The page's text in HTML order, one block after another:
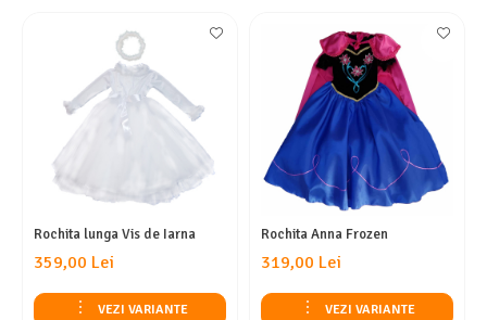
Rochita lunga Vis de Iarna
359,00 Lei
VEZI VARIANTE
Rochita Anna Frozen
319,00 Lei
VEZI VARIANTE